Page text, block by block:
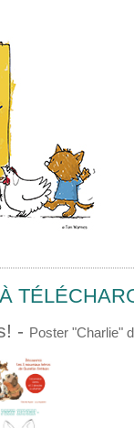
- Poster "Charlie"